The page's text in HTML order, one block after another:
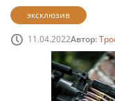
эксклюзив
11.04.2022Автор: